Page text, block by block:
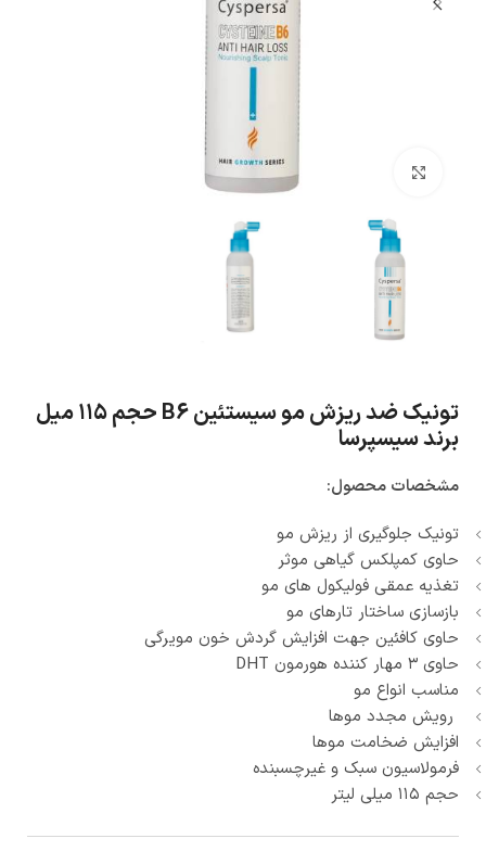
تونیک ضد ریزش مو سیستئین B6 حجم ۱۱۵ میل
برند سیسپرسا
مشخصات محصول:
تونیک جلوگیری از ریزش مو
حاوى کمپلکس گیاهى موثر
تغذیه عمقى فولیکول هاى مو
بازسازى ساختار تارهاى مو
حاوی کافئین جهت افزایش گردش خون مویرگی
حاوى ۳ مهار کننده هورمون DHT
مناسب انواع مو
رویش مجدد موها
افزایش ضخامت موها
فرمولاسیون سبک و غیرچسبنده
حجم ۱۱۵ میلی لیتر